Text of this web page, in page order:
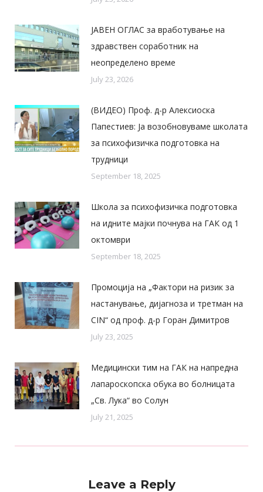
ЈАВЕН ОГЛАС за вработување на
здравствен соработник на
неопределено време
July 23, 2026
(ВИДЕО) Проф. д-р Алексиоска
Папестиев: Ја возобновуваме школата
за психофизичка подготовка на
трудници
September 18, 2025
Школа за психофизичка подготовка
на идните мајки почнува на ГАК од 1
октомври
September 18, 2025
Промоција на „Фактори на ризик за
настанување, дијагноза и третман на
CIN“ од проф. д-р Горан Димитров
July 23, 2025
Медицински тим на ГАК на напредна
лапароскопска обука во болницата
„Св. Лука“ во Солун
July 21, 2025
Leave a Reply